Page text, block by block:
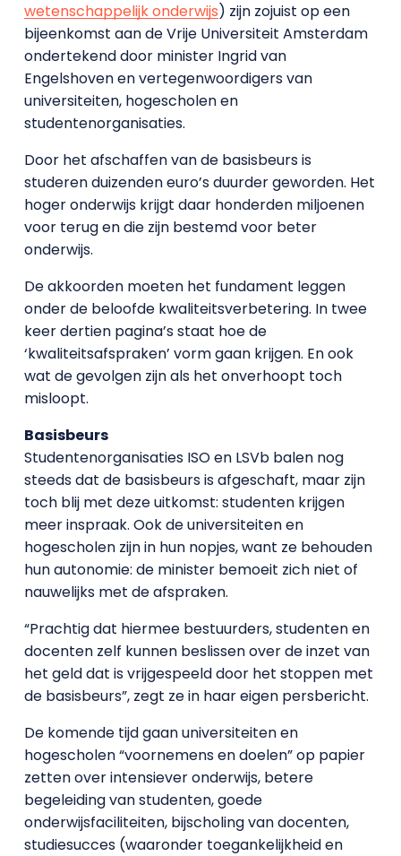
wetenschappelijk onderwijs) zijn zojuist op een
bijeenkomst aan de Vrije Universiteit Amsterdam
ondertekend door minister Ingrid van
Engelshoven en vertegenwoordigers van
universiteiten, hogescholen en
studentenorganisaties.
Door het afschaffen van de basisbeurs is
studeren duizenden euro’s duurder geworden. Het
hoger onderwijs krijgt daar honderden miljoenen
voor terug en die zijn bestemd voor beter
onderwijs.
De akkoorden moeten het fundament leggen
onder de beloofde kwaliteitsverbetering. In twee
keer dertien pagina’s staat hoe de
‘kwaliteitsafspraken’ vorm gaan krijgen. En ook
wat de gevolgen zijn als het onverhoopt toch
misloopt.
Basisbeurs
Studentenorganisaties ISO en LSVb balen nog
steeds dat de basisbeurs is afgeschaft, maar zijn
toch blij met deze uitkomst: studenten krijgen
meer inspraak. Ook de universiteiten en
hogescholen zijn in hun nopjes, want ze behouden
hun autonomie: de minister bemoeit zich niet of
nauwelijks met de afspraken.
“Prachtig dat hiermee bestuurders, studenten en
docenten zelf kunnen beslissen over de inzet van
het geld dat is vrijgespeeld door het stoppen met
de basisbeurs”, zegt ze in haar eigen persbericht.
De komende tijd gaan universiteiten en
hogescholen “voornemens en doelen” op papier
zetten over intensiever onderwijs, betere
begeleiding van studenten, goede
onderwijsfaciliteiten, bijscholing van docenten,
studiesucces (waaronder toegankelijkheid en